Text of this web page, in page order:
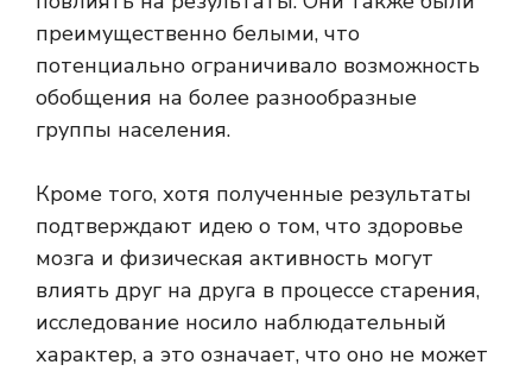
преимущественно белыми, что
потенциально ограничивало возможность
обобщения на более разнообразные
группы населения.
Кроме того, хотя полученные результаты
подтверждают идею о том, что здоровье
мозга и физическая активность могут
влиять друг на друга в процессе старения,
исследование носило наблюдательный
характер, а это означает, что оно не может